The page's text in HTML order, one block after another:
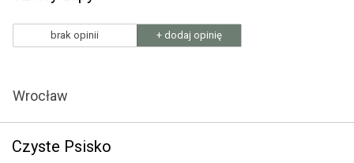
brak opinii + dodaj opinię
Wrocław
Czyste Psisko